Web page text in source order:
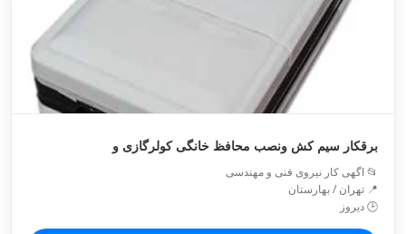
برقکار سیم کش ونصب محافظ خانگی کولرگازی و
📂 اگهی کار نیروی فنی و مهندسی
📍 تهران / بهارستان
🕒 دیروز